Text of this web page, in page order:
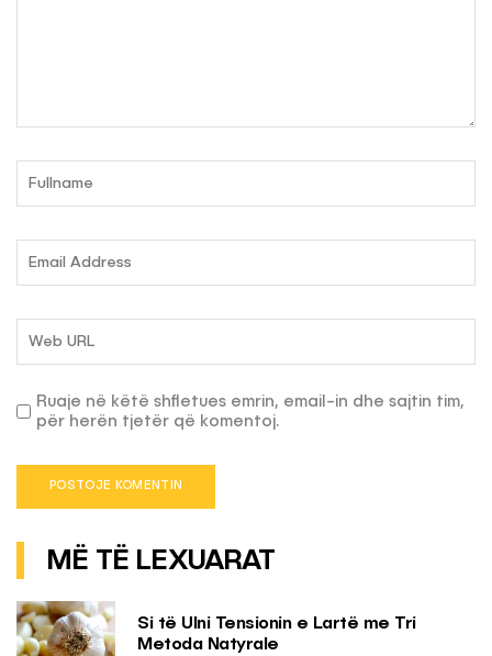
Ruaje në këtë shfletues emrin, email-in dhe sajtin tim,
për herën tjetër që komentoj.
MË TË LEXUARAT
Si të Ulni Tensionin e Lartë me Tri
Metoda Natyrale